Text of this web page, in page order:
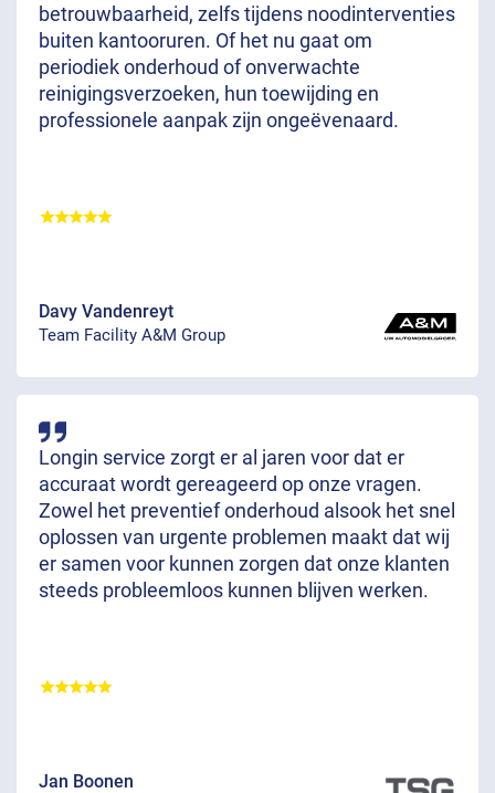
betrouwbaarheid, zelfs tijdens noodinterventies
buiten kantooruren. Of het nu gaat om
periodiek onderhoud of onverwachte
reinigingsverzoeken, hun toewijding en
professionele aanpak zijn ongeëvenaard.
Davy Vandenreyt
Team Facility A&M Group
Longin service zorgt er al jaren voor dat er
accuraat wordt gereageerd op onze vragen.
Zowel het preventief onderhoud alsook het snel
oplossen van urgente problemen maakt dat wij
er samen voor kunnen zorgen dat onze klanten
steeds probleemloos kunnen blijven werken.
Jan Boonen